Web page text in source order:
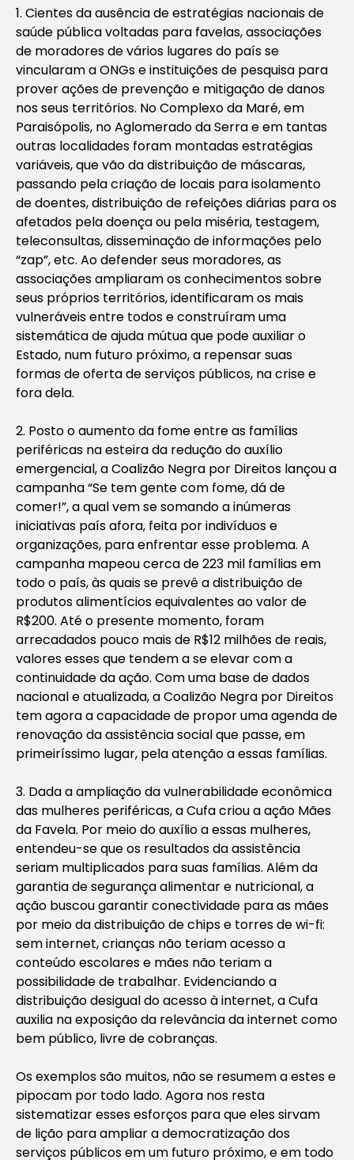
1. Cientes da ausência de estratégias nacionais de
saúde pública voltadas para favelas, associações
de moradores de vários lugares do país se
vincularam a ONGs e instituições de pesquisa para
prover ações de prevenção e mitigação de danos
nos seus territórios. No Complexo da Maré, em
Paraisópolis, no Aglomerado da Serra e em tantas
outras localidades foram montadas estratégias
variáveis, que vão da distribuição de máscaras,
passando pela criação de locais para isolamento
de doentes, distribuição de refeições diárias para os
afetados pela doença ou pela miséria, testagem,
teleconsultas, disseminação de informações pelo
“zap”, etc. Ao defender seus moradores, as
associações ampliaram os conhecimentos sobre
seus próprios territórios, identificaram os mais
vulneráveis entre todos e construíram uma
sistemática de ajuda mútua que pode auxiliar o
Estado, num futuro próximo, a repensar suas
formas de oferta de serviços públicos, na crise e
fora dela.
2. Posto o aumento da fome entre as famílias
periféricas na esteira da redução do auxílio
emergencial, a Coalizão Negra por Direitos lançou a
campanha “Se tem gente com fome, dá de
comer!”, a qual vem se somando a inúmeras
iniciativas país afora, feita por indivíduos e
organizações, para enfrentar esse problema. A
campanha mapeou cerca de 223 mil famílias em
todo o país, às quais se prevê a distribuição de
produtos alimentícios equivalentes ao valor de
R$200. Até o presente momento, foram
arrecadados pouco mais de R$12 milhões de reais,
valores esses que tendem a se elevar com a
continuidade da ação. Com uma base de dados
nacional e atualizada, a Coalizão Negra por Direitos
tem agora a capacidade de propor uma agenda de
renovação da assistência social que passe, em
primeiríssimo lugar, pela atenção a essas famílias.
3. Dada a ampliação da vulnerabilidade econômica
das mulheres periféricas, a Cufa criou a ação Mães
da Favela. Por meio do auxílio a essas mulheres,
entendeu-se que os resultados da assistência
seriam multiplicados para suas famílias. Além da
garantia de segurança alimentar e nutricional, a
ação buscou garantir conectividade para as mães
por meio da distribuição de chips e torres de wi-fi:
sem internet, crianças não teriam acesso a
conteúdo escolares e mães não teriam a
possibilidade de trabalhar. Evidenciando a
distribuição desigual do acesso à internet, a Cufa
auxilia na exposição da relevância da internet como
bem público, livre de cobranças.
Os exemplos são muitos, não se resumem a estes e
pipocam por todo lado. Agora nos resta
sistematizar esses esforços para que eles sirvam
de lição para ampliar a democratização dos
serviços públicos em um futuro próximo, e em todo